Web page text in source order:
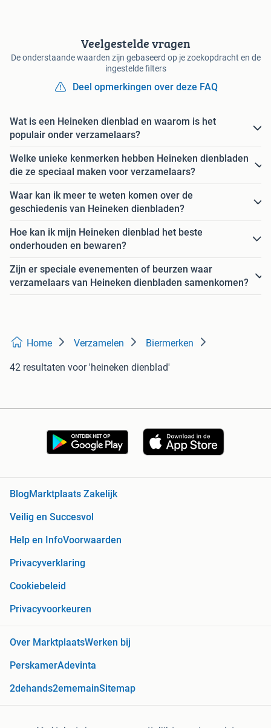
Veelgestelde vragen
De onderstaande waarden zijn gebaseerd op je zoekopdracht en de
ingestelde filters
Deel opmerkingen over deze FAQ
Wat is een Heineken dienblad en waarom is het
populair onder verzamelaars?
Welke unieke kenmerken hebben Heineken dienbladen
die ze speciaal maken voor verzamelaars?
Waar kan ik meer te weten komen over de
geschiedenis van Heineken dienbladen?
Hoe kan ik mijn Heineken dienblad het beste
onderhouden en bewaren?
Zijn er speciale evenementen of beurzen waar
verzamelaars van Heineken dienbladen samenkomen?
Home Verzamelen Biermerken
42 resultaten voor 'heineken dienblad'
BlogMarktplaats Zakelijk
Veilig en Succesvol
Help en InfoVoorwaarden
Privacyverklaring
Cookiebeleid
Privacyvoorkeuren
Over MarktplaatsWerken bij
PerskamerAdevinta
2dehands2ememainSitemap